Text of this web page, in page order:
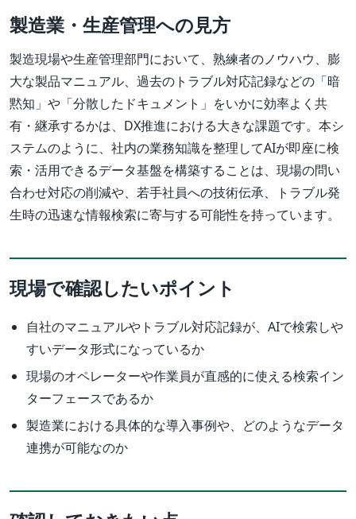
製造業・生産管理への見方
製造現場や生産管理部門において、熟練者のノウハウ、膨
大な製品マニュアル、過去のトラブル対応記録などの「暗
黙知」や「分散したドキュメント」をいかに効率よく共
有・継承するかは、DX推進における大きな課題です。本シ
ステムのように、社内の業務知識を整理してAIが即座に検
索・活用できるデータ基盤を構築することは、現場の問い
合わせ対応の削減や、若手社員への技術伝承、トラブル発
生時の迅速な情報検索に寄与する可能性を持っています。
現場で確認したいポイント
自社のマニュアルやトラブル対応記録が、AIで検索しや
すいデータ形式になっているか
現場のオペレーターや作業員が直感的に使える検索イン
ターフェースであるか
製造業における具体的な導入事例や、どのようなデータ
連携が可能なのか